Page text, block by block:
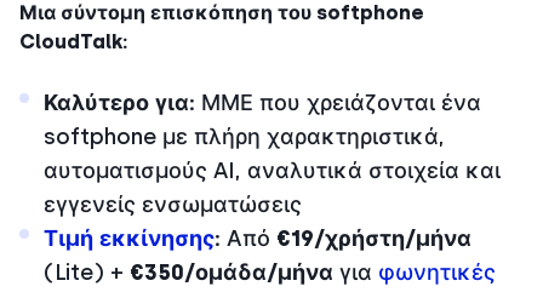
Μια σύντομη επισκόπηση του softphone
CloudTalk:
Καλύτερο για: ΜΜΕ που χρειάζονται ένα
softphone με πλήρη χαρακτηριστικά,
αυτοματισμούς AI, αναλυτικά στοιχεία και
εγγενείς ενσωματώσεις
Τιμή εκκίνησης: Από €19/χρήστη/μήνα
(Lite) + €350/ομάδα/μήνα για φωνητικές